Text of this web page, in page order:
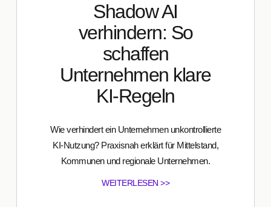
Shadow AI
verhindern: So
schaffen
Unternehmen klare
KI-Regeln
Wie verhindert ein Unternehmen unkontrollierte
KI-Nutzung? Praxisnah erklärt für Mittelstand,
Kommunen und regionale Unternehmen.
WEITERLESEN >>